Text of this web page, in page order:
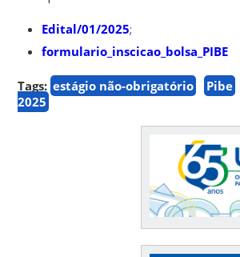
Edital/01/2025;
formulario_inscicao_bolsa_PIBE
Tags: estágio não-obrigatório Pibe
2025